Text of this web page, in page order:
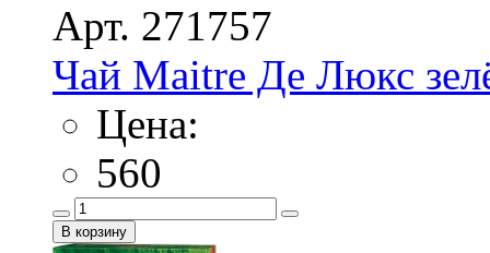
Арт. 271757
Чай Maitre Де Люкс
Цена:
560